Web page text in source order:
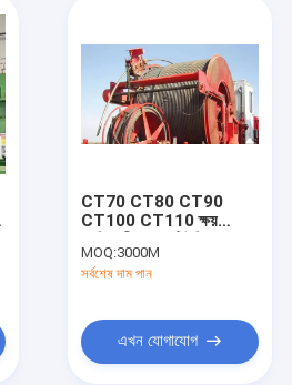
CT70 CT80 CT90
CT100 CT110 ক্ষয়
5ST তেলক্ষেত্রের ড্রিলিংয়ের
জন্য
MOQ:3000M
সর্বশেষ দাম পান
এখন যোগাযোগ